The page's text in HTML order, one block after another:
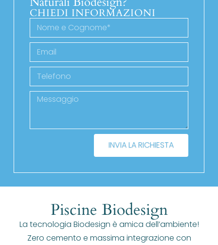
CHIEDI INFORMAZIONI
INVIA LA RICHIESTA
Piscine Biodesign
La tecnologia Biodesign è amica dell’ambiente!
Zero cemento e massima integrazione con